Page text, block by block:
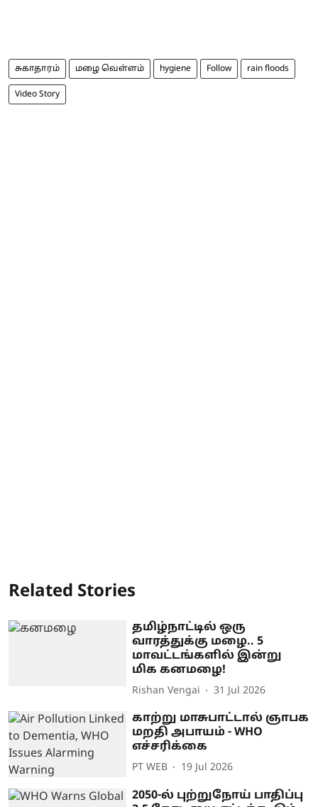
சுகாதாரம் மழை வெள்ளம் hygiene Follow rain floods
Video Story
Related Stories
தமிழ்நாட்டில் ஒரு
வாரத்துக்கு மழை.. 5
மாவட்டங்களில் இன்று
மிக கனமழை!
Rishan Vengai 31 Jul 2026
காற்று மாசுபாட்டால் ஞாபக
மறதி அபாயம் - WHO
எச்சரிக்கை
PT WEB 19 Jul 2026
2050-ல் புற்றுநோய் பாதிப்பு